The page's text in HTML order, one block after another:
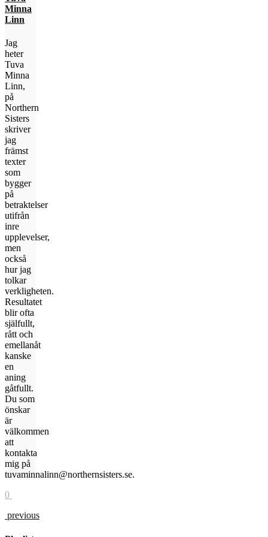
Minna
Linn
Jag
heter
Tuva
Minna
Linn,
på
Northern
Sisters
skriver
jag
främst
texter
som
bygger
på
betraktelser
utifrån
inre
upplevelser,
men
också
hur jag
tolkar
verkligheten.
Resultatet
blir ofta
själfullt,
rått och
emellanåt
kanske
en
aning
gåtfullt.
Du som
önskar
är
välkommen
att
kontakta
mig på
tuvaminnalinn@northernsisters.se.
0
previous